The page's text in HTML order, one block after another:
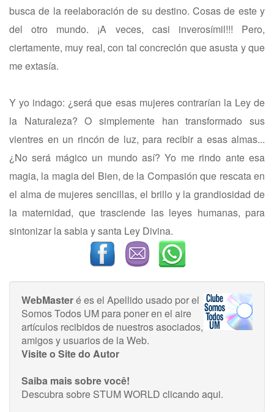
busca de la reelaboración de su destino. Cosas de este y
del otro mundo. ¡A veces, casi inverosímil!!! Pero,
ciertamente, muy real, con tal concreción que asusta y que
me extasía.
Y yo indago: ¿será que esas mujeres contrarían la Ley de
la Naturaleza? O simplemente han transformado sus
vientres en un rincón de luz, para recibir a esas almas...
¿No será mágico un mundo así? Yo me rindo ante esa
magia, la magia del Bien, de la Compasión que rescata en
el alma de mujeres sencillas, el brillo y la grandiosidad de
la maternidad, que trasciende las leyes humanas, para
sintonizar la sabia y santa Ley Divina.
WebMasteré es el Apellido usado por el
Somos Todos UM para poner en el aire
artículos recibidos de nuestros asociados,
amigos y usuarios de la Web.
Visite o Site do Autor
Saiba mais sobre você!
Descubra sobre STUM WORLD clicando aqui.